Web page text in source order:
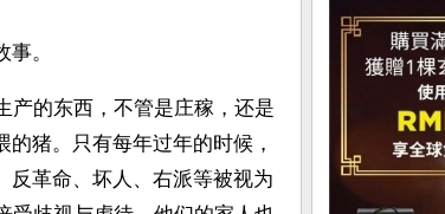
。
产的东西，不管是庄稼，还是
猪。只有每年过年的时候，
反革命、坏人、右派等被视为